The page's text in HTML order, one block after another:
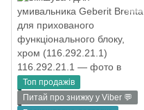
Топ продажів
Питай про знижку у Viber 💬